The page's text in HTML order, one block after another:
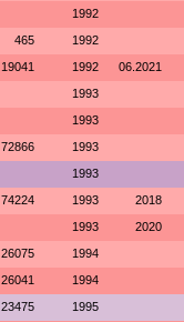
1992
465 1992
19041 1992 06.2021
1993
1993
72866 1993
1993
74224 1993 2018
1993 2020
26075 1994
26041 1994
23475 1995